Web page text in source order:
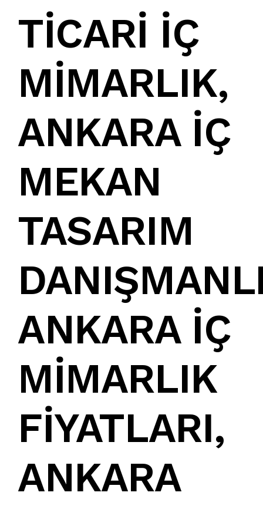
TİCARİ İÇ
MİMARLIK,
ANKARA İÇ
MEKAN
TASARIM
ANKARA İÇ
MİMARLIK
FİYATLARI,
ANKARA